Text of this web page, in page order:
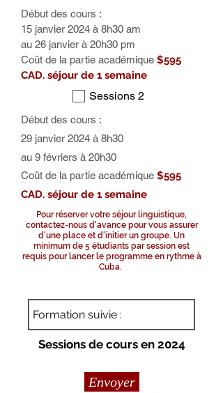
Début des cours :
15 janvier 2024 à 8h30 am
au 26 janvier à 20h30 pm
Coût de la partie académique $595
CAD. séjour de 1 semaine
Sessions 2
Début des cours :
29 janvier 2024 à 8h30
au 9 févriers à 20h30
Coût de la partie académique $595
CAD. séjour de 1 semaine
Pour réserver votre séjour linguistique,
contactez-nous d'avance pour vous assurer
d'une place et d'initier un groupe. Un
minimum de 5 étudiants par session est
requis pour lancer le programme en rythme à
Cuba.
Sessions de cours en 2024
Envoyer